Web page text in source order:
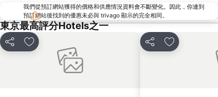
築地魚市場
御台場 (台場)
Kawasaki Station
東京迪士尼海洋
Nippori Station
Tachikawa Station
Gotanda Station
我們從預訂網站獲得的價格和供應情況資料會不斷變化。因此，你連到
預訂網站後找到的優惠未必與 trivago 顯示的完全相同。
東京最高評分Hotels之一
分享 放到收藏夾 分享 放到收藏夾